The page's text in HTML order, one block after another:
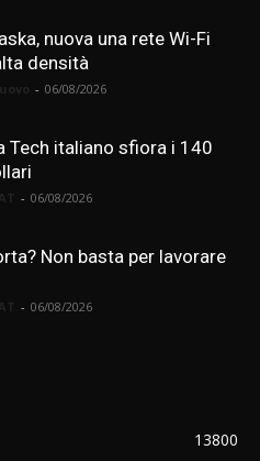
nuova una rete Wi-Fi
densità
- 06/08/2026
Tech italiano sfiora i 140
- 06/08/2026
Non basta per lavorare
- 06/08/2026
13800